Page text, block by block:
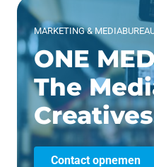
MARKETING &
ONE
The
Contact opnemen